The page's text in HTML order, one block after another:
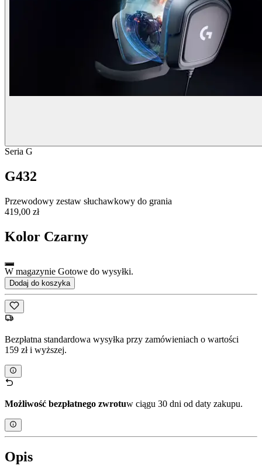
Seria G
G432
Przewodowy zestaw słuchawkowy do grania
419,00 zł
Kolor Czarny
W magazynie Gotowe do wysyłki.
Dodaj do koszyka
Bezpłatna standardowa wysyłka przy zamówieniach o wartości
159 zł i wyższej.
Możliwość bezpłatnego zwrotuw ciągu 30 dni od daty zakupu.
Opis